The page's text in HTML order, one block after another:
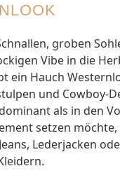
groben
Vibe in die
ein Hauch
und Cowboy-
als in den
setzen
Lederjacken